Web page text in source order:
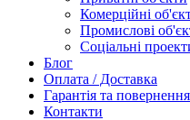
Комерційні
Промислові
Соціальні
Блог
Оплата / Доставка
Гарантія та повернення
Контакти